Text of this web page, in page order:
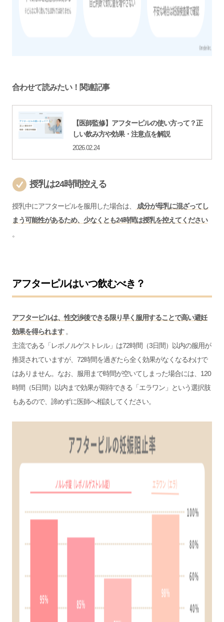
合わせて読みたい！関連記事
【医師監修】アフターピルの使い方って？正
しい飲み方や効果・注意点を解説
2026.02.24
授乳は24時間控える
授乳中にアフターピルを服用した場合は、
成分が母乳に混ざってし
まう可能性があるため、少なくとも24時間は授乳を控えてください
。
アフターピルはいつ飲むべき？
アフターピルは、性交渉後できる限り早く服用することで高い避妊
効果を得られます。
主流である「レボノルゲストレル」は72時間（3日間）以内の服用が
推奨されていますが、72時間を過ぎたら全く効果がなくなるわけで
はありません。なお、服用まで時間が空いてしまった場合には、120
時間（5日間）以内まで効果が期待できる「エラワン」という選択肢
もあるので、諦めずに医師へ相談してください。